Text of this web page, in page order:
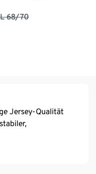
68/70
Jersey-Qualität